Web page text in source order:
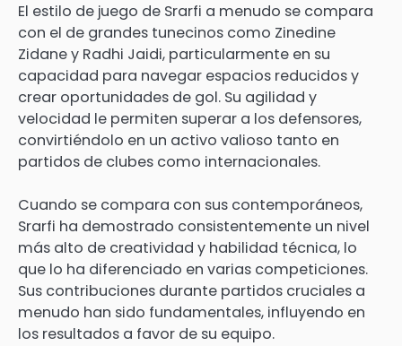
El estilo de juego de Srarfi a menudo se compara
con el de grandes tunecinos como Zinedine
Zidane y Radhi Jaidi, particularmente en su
capacidad para navegar espacios reducidos y
crear oportunidades de gol. Su agilidad y
velocidad le permiten superar a los defensores,
convirtiéndolo en un activo valioso tanto en
partidos de clubes como internacionales.
Cuando se compara con sus contemporáneos,
Srarfi ha demostrado consistentemente un nivel
más alto de creatividad y habilidad técnica, lo
que lo ha diferenciado en varias competiciones.
Sus contribuciones durante partidos cruciales a
menudo han sido fundamentales, influyendo en
los resultados a favor de su equipo.